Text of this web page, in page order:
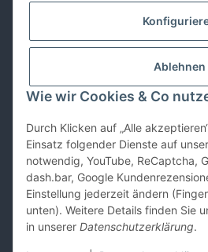
Ablehnen
Wie wir Cookies & Co
Durch Klicken auf „Alle
Einsatz folgender Dienste auf
notwendig, YouTube, ReCaptcha,
dash.bar, Google
Einstellung jederzeit ändern
unten). Weitere Details finden Sie
in unserer Datenschutzerklärung.
Vertrag
* Alle Preise inkl. gesetzlicher USt., zzgl.